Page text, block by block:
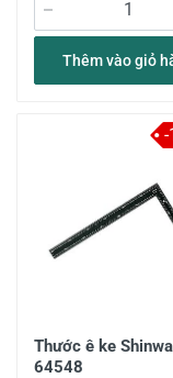
Thêm vào giỏ
Thước ê ke Shinwa
64548
-